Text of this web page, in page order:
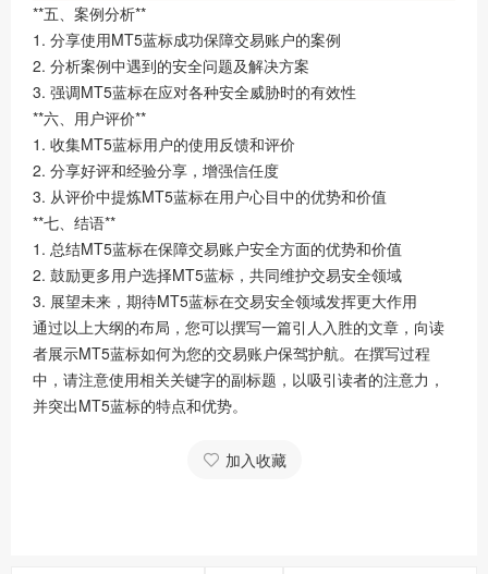
**五、案例分析**
1. 分享使用MT5蓝标成功保障交易账户的案例
2. 分析案例中遇到的安全问题及解决方案
3. 强调MT5蓝标在应对各种安全威胁时的有效性
**六、用户评价**
1. 收集MT5蓝标用户的使用反馈和评价
2. 分享好评和经验分享，增强信任度
3. 从评价中提炼MT5蓝标在用户心目中的优势和价值
**七、结语**
1. 总结MT5蓝标在保障交易账户安全方面的优势和价值
2. 鼓励更多用户选择MT5蓝标，共同维护交易安全领域
3. 展望未来，期待MT5蓝标在交易安全领域发挥更大作用
通过以上大纲的布局，您可以撰写一篇引人入胜的文章，向读
者展示MT5蓝标如何为您的交易账户保驾护航。在撰写过程
中，请注意使用相关关键字的副标题，以吸引读者的注意力，
并突出MT5蓝标的特点和优势。
加入收藏